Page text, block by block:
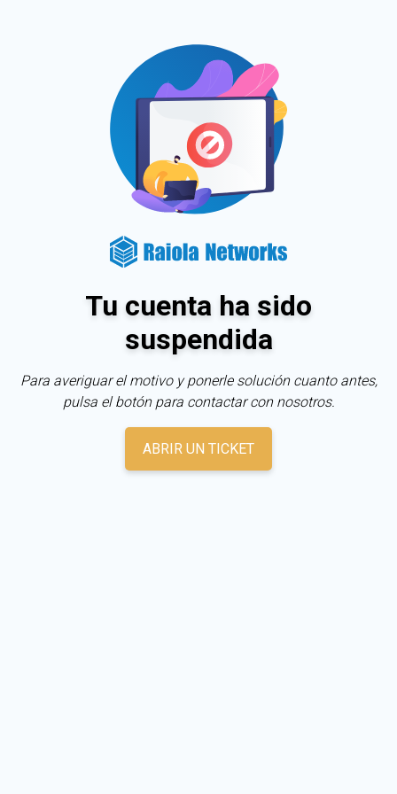
Tu cuenta ha sido
suspendida
Para averiguar el motivo y ponerle solución cuanto antes,
pulsa el botón para contactar con nosotros.
ABRIR UN TICKET